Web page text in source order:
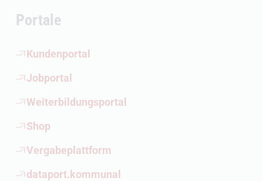
Portale
Kundenportal
(Öffnet externen Link)
Jobportal
(Öffnet externen Link)
Weiterbildungsportal
(Öffnet externen Link)
Shop
(Öffnet externen Link)
Vergabeplattform
(Öffnet externen Link)
dataport.kommunal
(Öffnet externen Link)